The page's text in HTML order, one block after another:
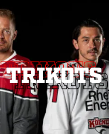
TRIKOTS
TRIKOTS
TRIKOTS